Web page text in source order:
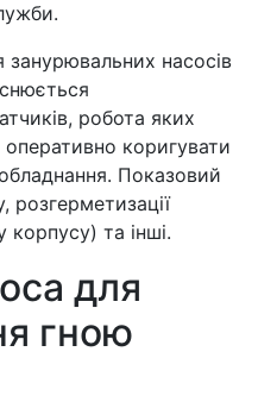
занурювальних насосів
робота яких
коригувати
Показовий
розгерметизації
та інші.
для
гною